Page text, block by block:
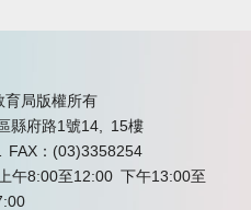
育局版權所有
縣府路1號14, 15樓
FAX：(03)3358254
午8:00至12:00 下午13:00至